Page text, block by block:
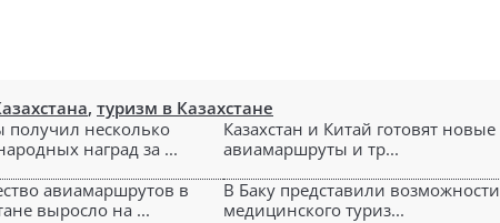
, туризм в Казахстане
получил несколько
наград за ...
Казахстан и Китай готовят новые
авиамаршруты и тр...
авиамаршрутов в
выросло на ...
В Баку представили возможности
медицинского туриз...